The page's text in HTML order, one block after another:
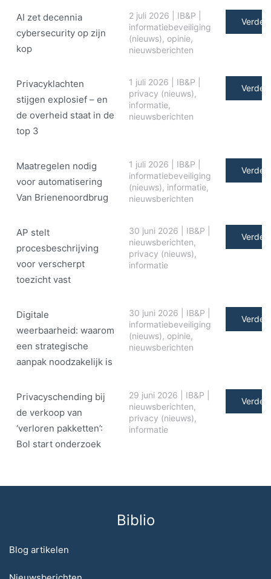
AI zet decennia
cybersecurity op zijn
kop
2 juli 2026 IB&P
informatiebeveiliging
(nieuws), opinie,
nieuwsberichten
Verder
Privacyklachten
stijgen explosief – en
de overheid staat in de
top 3
1 juli 2026 IB&P
privacy (nieuws),
informatie,
nieuwsberichten
Verder
Maatregelen nodig
voor automatisering
Van Brienenoordbrug
1 juli 2026 IB&P
informatiebeveiliging
(nieuws), informatie,
nieuwsberichten
Verder
AP stelt
procesbeschrijving
voor verscherpt
toezicht vast
30 juni 2026 IB&P
nieuwsberichten,
privacy (nieuws),
informatie
Verder
Digitale
weerbaarheid: waarom
een strategische
aanpak noodzakelijk is
30 juni 2026 IB&P
informatiebeveiliging
(nieuws), opinie,
nieuwsberichten
Verder
Privacyschending bij
de verkoop van
‘verloren pakketten’:
Bol start onderzoek
29 juni 2026 IB&P
nieuwsberichten,
privacy (nieuws),
informatie
Verder
Biblio
Blog artikelen